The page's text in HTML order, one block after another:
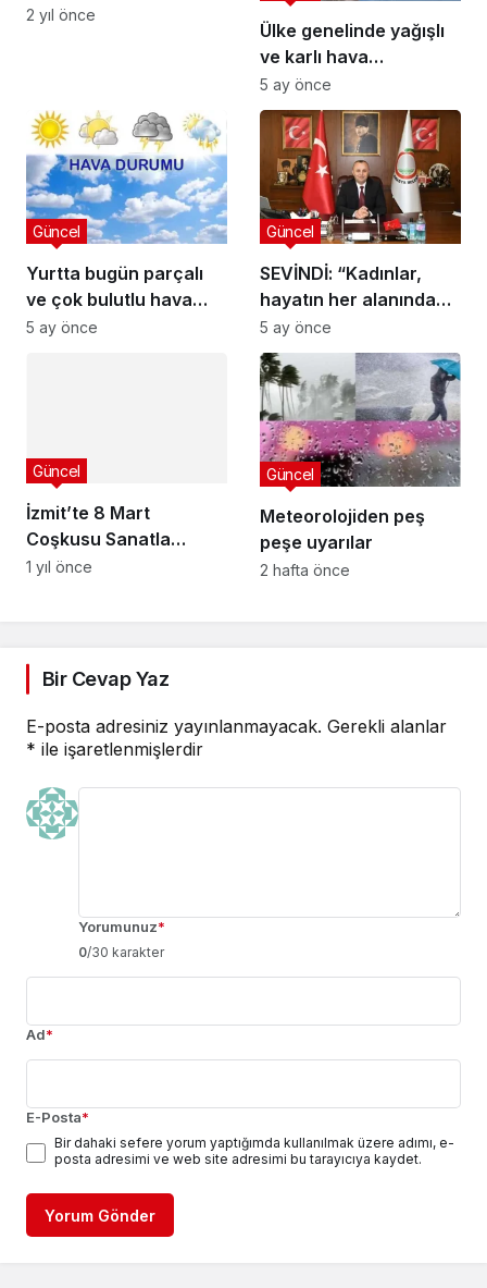
2 yıl önce
Ülke genelinde yağışlı
ve karlı hava
bekleniyor
5 ay önce
Yurtta bugün parçalı
ve çok bulutlu hava
hakim
Güncel
5 ay önce
SEVİNDİ: “Kadınlar,
hayatın her alanında
üreten ve dönüştüren
en önemli aktörlerdir”
Güncel
5 ay önce
İzmit’te 8 Mart
Coşkusu Sanatla
Yaşanacak!
Güncel
1 yıl önce
Meteorolojiden peş
peşe uyarılar
Güncel
2 hafta önce
Bir Cevap Yaz
E-posta adresiniz yayınlanmayacak. Gerekli alanlar
* ile işaretlenmişlerdir
Yorumunuz*
0/30 karakter
Ad*
E-Posta*
Bir dahaki sefere yorum yaptığımda kullanılmak üzere adımı, e-
posta adresimi ve web site adresimi bu tarayıcıya kaydet.
Yorum Gönder